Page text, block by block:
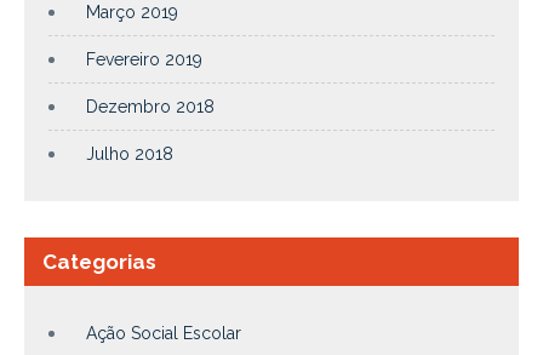
Março 2019
Fevereiro 2019
Dezembro 2018
Julho 2018
Categorias
Ação Social Escolar